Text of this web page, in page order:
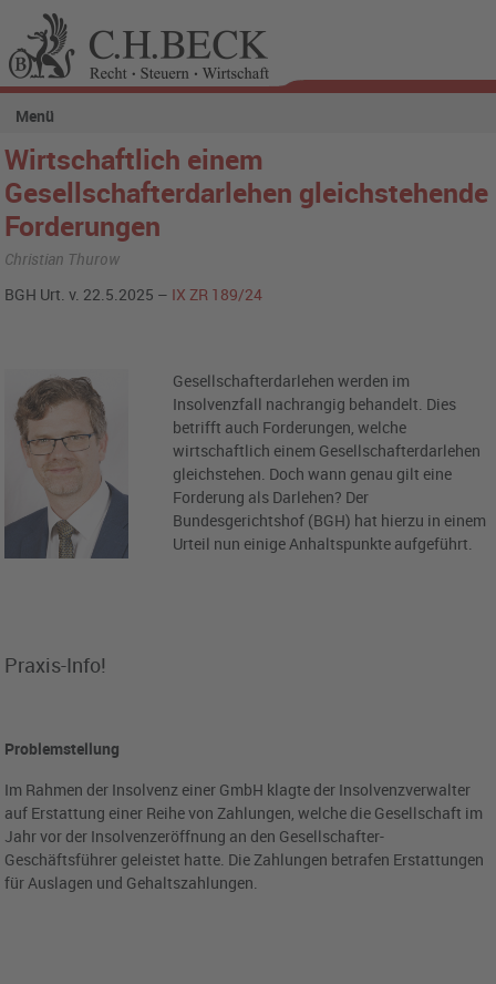
Menü
Wirtschaftlich einem
Gesellschafterdarlehen gleichstehende
Forderungen
Christian Thurow
BGH Urt. v. 22.5.2025 – IX ZR 189/24
Gesellschafterdarlehen werden im
Insolvenzfall nachrangig behandelt. Dies
betrifft auch Forderungen, welche
wirtschaftlich einem Gesellschafterdarlehen
gleichstehen. Doch wann genau gilt eine
Forderung als Darlehen? Der
Bundesgerichtshof (BGH) hat hierzu in einem
Urteil nun einige Anhaltspunkte aufgeführt.
Praxis-Info!
Problemstellung
Im Rahmen der Insolvenz einer GmbH klagte der Insolvenzverwalter
auf Erstattung einer Reihe von Zahlungen, welche die Gesellschaft im
Jahr vor der Insolvenzeröffnung an den Gesellschafter-
Geschäftsführer geleistet hatte. Die Zahlungen betrafen Erstattungen
für Auslagen und Gehaltszahlungen.